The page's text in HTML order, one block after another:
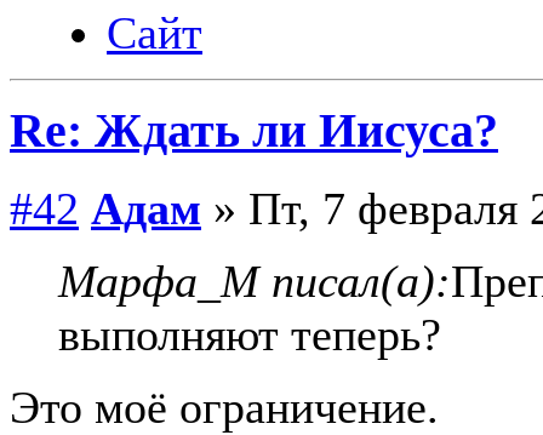
Сайт
Re: Ждать ли Иисуса?
#42 Адам » Пт, 7 февраля
Марфа_М писал(а):
выполняют теперь?
Это моё ограничение.